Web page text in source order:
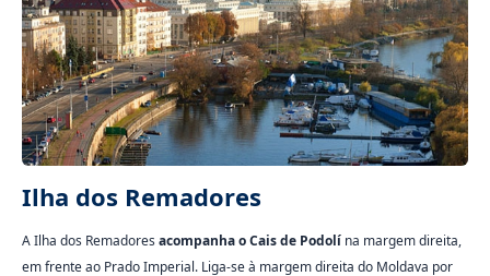
Ilha dos Remadores
A Ilha dos Remadores acompanha o Cais de Podolí na margem direita,
em frente ao Prado Imperial. Liga-se à margem direita do Moldava por